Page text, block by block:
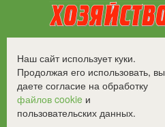
Все права защищены.
©2008-2017 - "Хозяйство"
Наш сайт использует куки.
Продолжая его использовать, вы
даете согласие на обработку
файлов cookie и
пользовательских данных.